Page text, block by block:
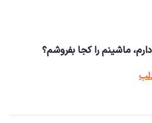
ماشینم را کجا بفروشم؟